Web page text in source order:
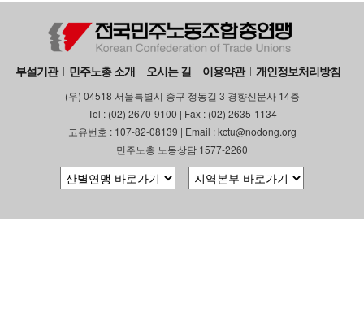
부설기관 민주노총 소개 오시는 길 이용약관 개인정보처리방침
(우) 04518 서울특별시 중구 정동길 3 경향신문사 14층
Tel : (02) 2670-9100 | Fax : (02) 2635-1134
고유번호 : 107-82-08139 | Email : kctu@nodong.org
민주노총 노동상담 1577-2260